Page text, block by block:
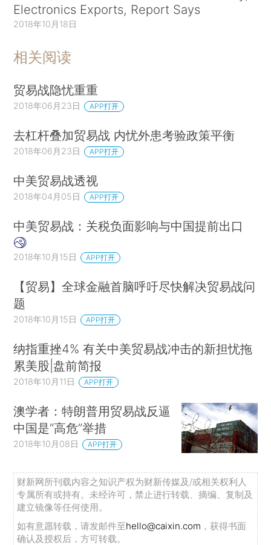
Electronics Exports, Report Says
2018年10月18日
相关阅读
贸易战隐忧重重
2018年06月23日 APP打开
去杠杆叠加贸易战 内忧外患考验政策平衡
2018年06月23日 APP打开
中美贸易战透视
2018年04月05日 APP打开
中美贸易战：关税负面影响与中国提前出口
2018年10月15日 APP打开
【贸易】全球金融首脑呼吁尽快解决贸易战问
题
2018年10月15日 APP打开
纳指重挫4% 有关中美贸易战冲击的新担忧拖
累美股|盘前简报
2018年10月11日 APP打开
澳学者：特朗普用贸易战反逼
中国是“高危”举措
2018年10月08日 APP打开
财新网所刊载内容之知识产权为财新传媒及/或相关权利人
专属所有或持有。未经许可，禁止进行转载、摘编、复制及
建立镜像等任何使用。
如有意愿转载，请发邮件至hello@caixin.com ，获得书面
确认及授权后，方可转载。